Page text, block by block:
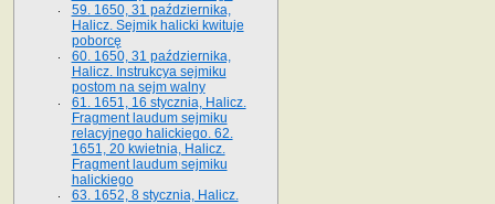
59. 1650, 31 października,
Halicz. Sejmik halicki kwituje
poborcę
60. 1650, 31 października,
Halicz. Instrukcya sejmiku
postom na sejm walny
61. 1651, 16 stycznia, Halicz.
Fragment laudum sejmiku
relacyjnego halickiego. 62.
1651, 20 kwietnia, Halicz.
Fragment laudum sejmiku
halickiego
63. 1652, 8 stycznia, Halicz.